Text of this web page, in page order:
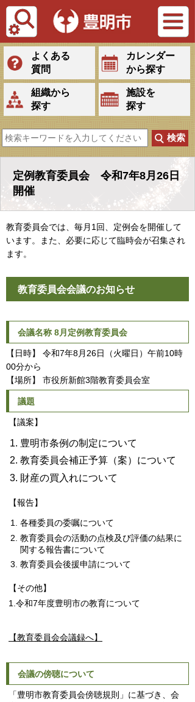
Tiếng Việt
よくある
質問
カレンダー
から探す
組織から
探す
施設を
探す
定例教育委員会 令和7年8月26日
開催
教育委員会では、毎月1回、定例会を開催して
います。また、必要に応じて臨時会が召集され
ます。
教育委員会会議のお知らせ
会議名称 8月定例教育委員会
【日時】 令和7年8月26日（火曜日）午前10時
00分から
【場所】 市役所新館3階教育委員会室
議題
【議案】
豊明市条例の制定について
教育委員会補正予算（案）について
財産の買入れについて
【報告】
各種委員の委嘱について
教育委員会の活動の点検及び評価の結果に
関する報告書について
教育委員会後援申請について
【その他】
1.令和7年度豊明市の教育について
【教育委員会会議録へ】
会議の傍聴について
「豊明市教育委員会傍聴規則」に基づき、会